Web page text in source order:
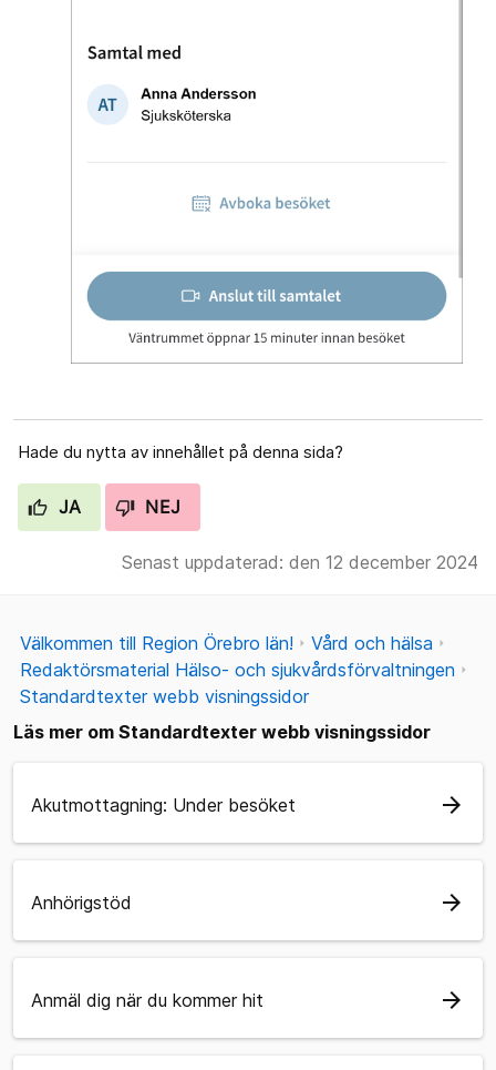
Hade du nytta av innehållet på denna sida?
JA NEJ
Senast uppdaterad: den 12 december 2024
Välkommen till Region Örebro län!
Vård och hälsa
Redaktörsmaterial Hälso- och sjukvårdsförvaltningen
Standardtexter webb visningssidor
Läs mer om Standardtexter webb visningssidor
Akutmottagning: Under besöket arrow_forward
Anhörigstöd arrow_forward
Anmäl dig när du kommer hit arrow_forward